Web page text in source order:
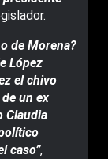
de Morena?
López
el chivo
un ex
Claudia
caso”,